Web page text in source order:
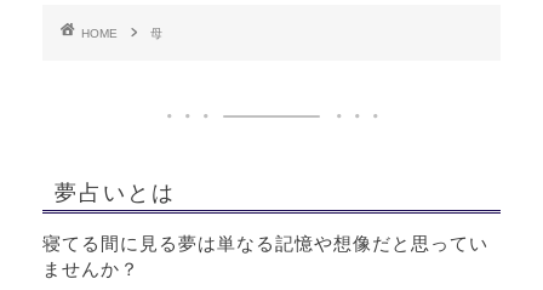
HOME 母
夢占いとは
寝てる間に見る夢は単なる記憶や想像だと思ってい
ませんか？